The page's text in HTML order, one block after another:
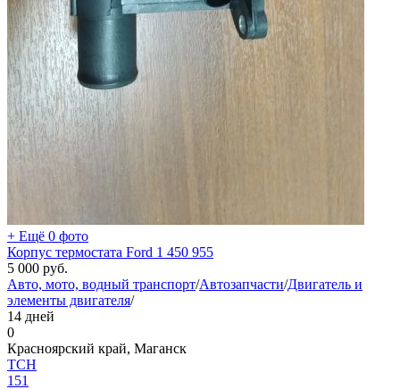
+ Ещё 0 фото
Корпус термостата Ford 1 450 955
5 000 руб.
Авто, мото, водный транспорт/Автозапчасти/Двигатель и
элементы двигателя/
14 дней
0
Красноярский край, Маганск
TCH
151